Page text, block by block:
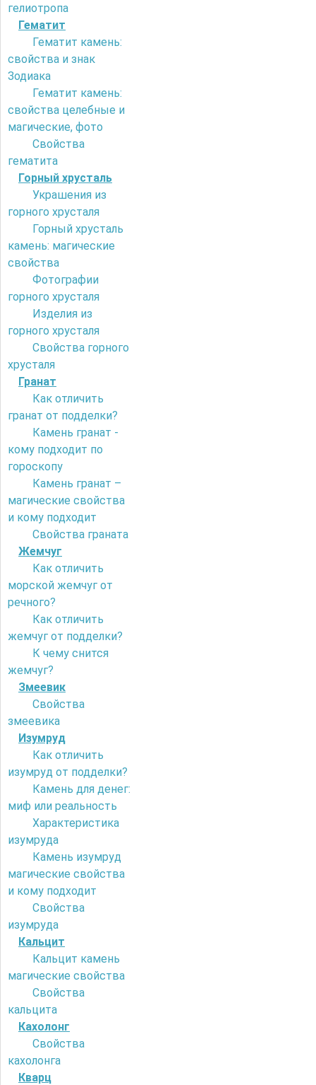
гелиотропа
Гематит
Гематит камень:
свойства и знак
Зодиака
Гематит камень:
свойства целебные и
магические, фото
Свойства
гематита
Горный хрусталь
Украшения из
горного хрусталя
Горный хрусталь
камень: магические
свойства
Фотографии
горного хрусталя
Изделия из
горного хрусталя
Свойства горного
хрусталя
Гранат
Как отличить
гранат от подделки?
Камень гранат -
кому подходит по
гороскопу
Камень гранат –
магические свойства
и кому подходит
Свойства граната
Жемчуг
Как отличить
морской жемчуг от
речного?
Как отличить
жемчуг от подделки?
К чему снится
жемчуг?
Змеевик
Свойства
змеевика
Изумруд
Как отличить
изумруд от подделки?
Камень для денег:
миф или реальность
Характеристика
изумруда
Камень изумруд
магические свойства
и кому подходит
Свойства
изумруда
Кальцит
Кальцит камень
магические свойства
Свойства
кальцита
Кахолонг
Свойства
кахолонга
Кварц